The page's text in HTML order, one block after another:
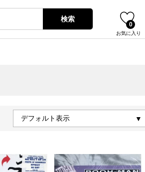
検索
お気に入り
0
デフォルト表示